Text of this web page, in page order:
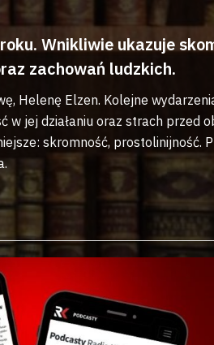
Wnikliwie ukazuje
zachowań ludzkich.
Helenę Elzen. Kolejne
w jej działaniu oraz strach przed
skromność,